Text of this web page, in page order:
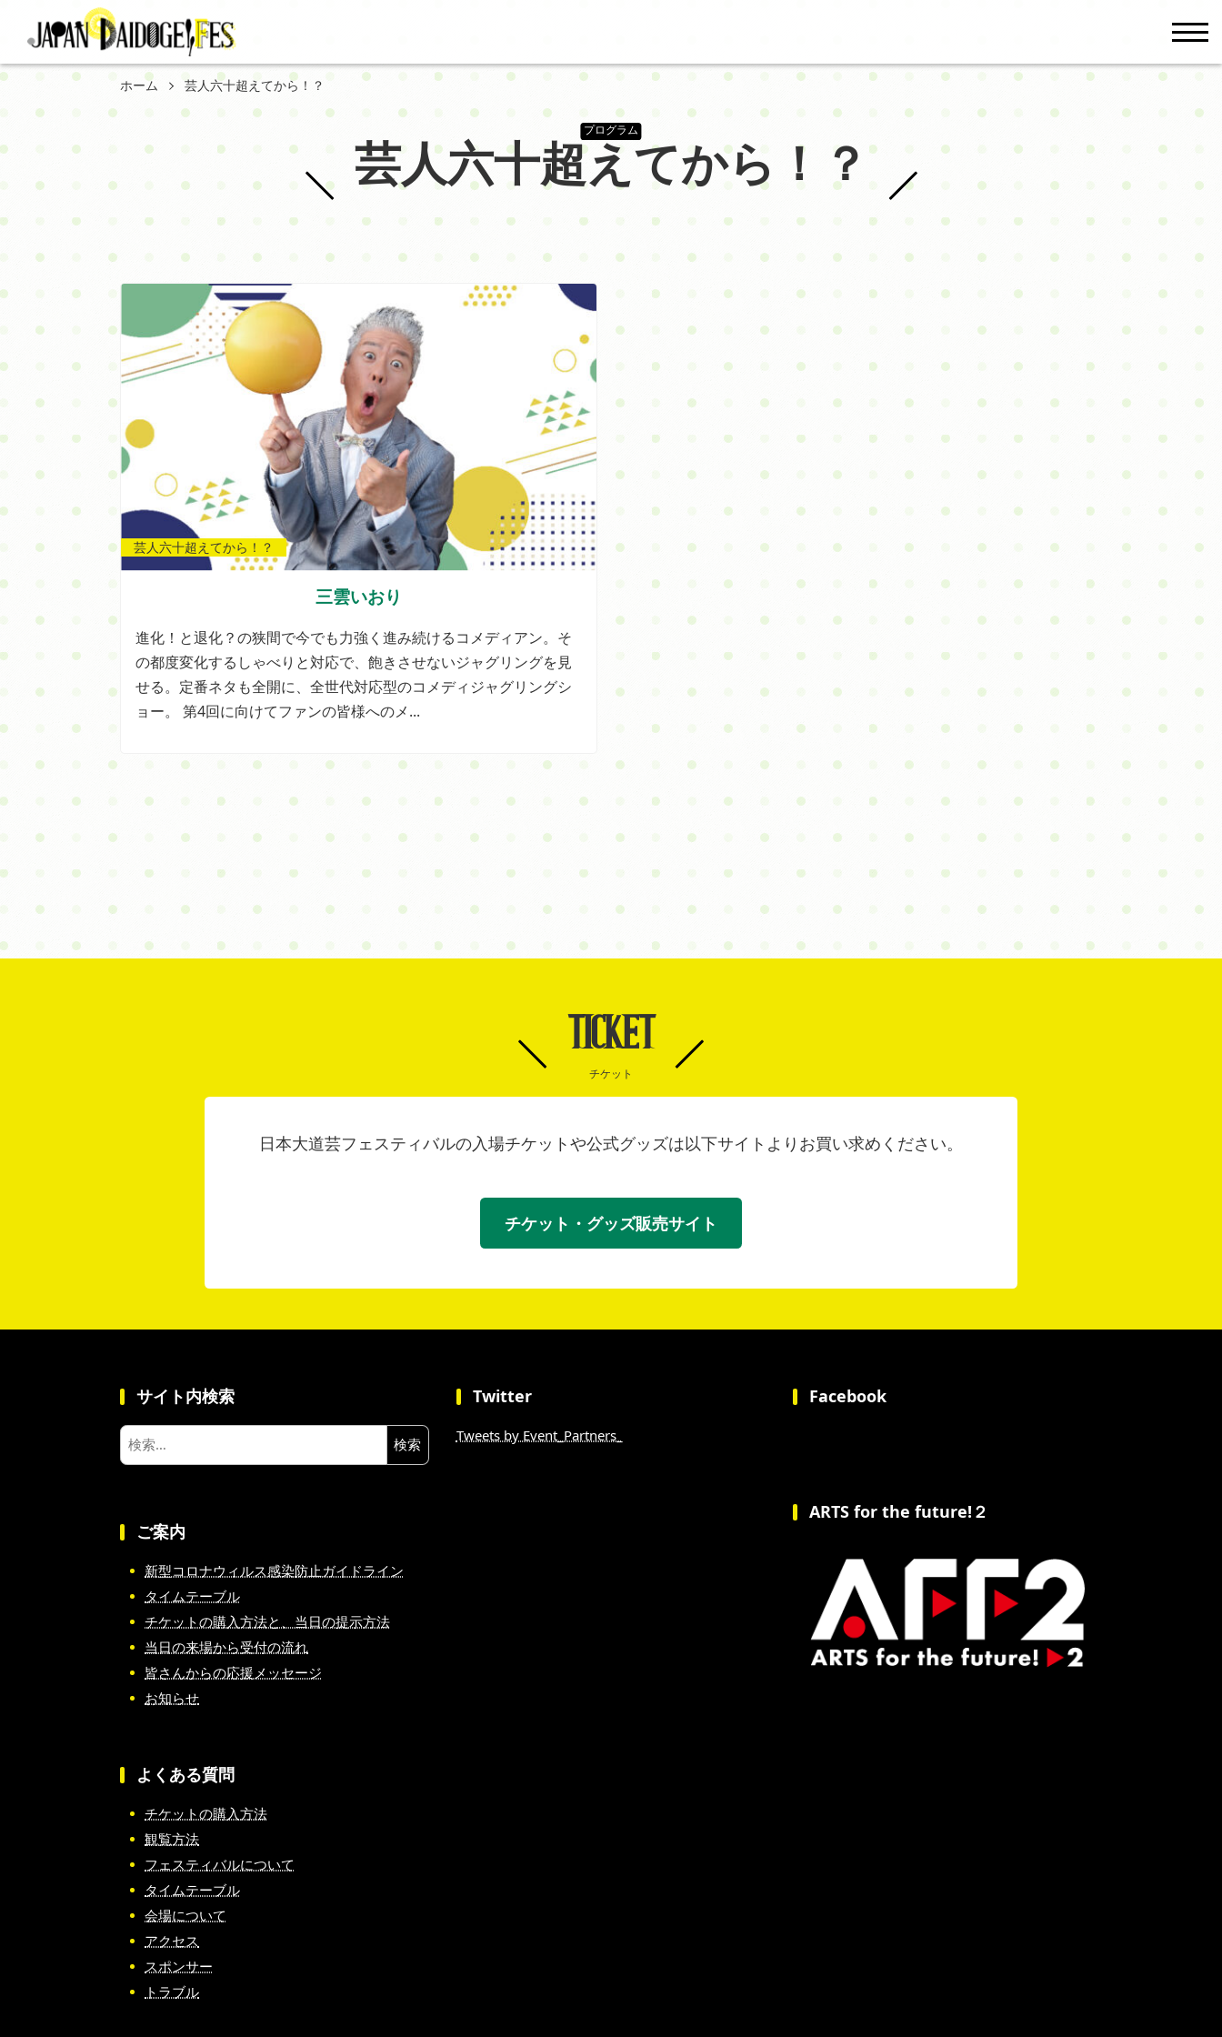
ホーム 芸人六十超えてから！？
プログラム
芸人六十超えてから！？
三雲いおり
芸人六十超えてから！？
進化！と退化？の狭間で今でも力強く進み続けるコメディアン。そ
の都度変化するしゃべりと対応で、飽きさせないジャグリングを見
せる。定番ネタも全開に、全世代対応型のコメディジャグリングシ
ョー。 第4回に向けてファンの皆様へのメ...
TICKET
チケット
日本大道芸フェスティバルの入場チケットや公式グッズは以下サイトよりお買い求めください。
チケット・グッズ販売サイト
サイト内検索
検
索:
ご案内
新型コロナウィルス感染防止ガイドライン
タイムテーブル
チケットの購入方法と、当日の提示方法
当日の来場から受付の流れ
皆さんからの応援メッセージ
お知らせ
よくある質問
チケットの購入方法
観覧方法
フェスティバルについて
タイムテーブル
会場について
アクセス
スポンサー
トラブル
Twitter
Tweets by Event_Partners_
Facebook
ARTS for the future!２